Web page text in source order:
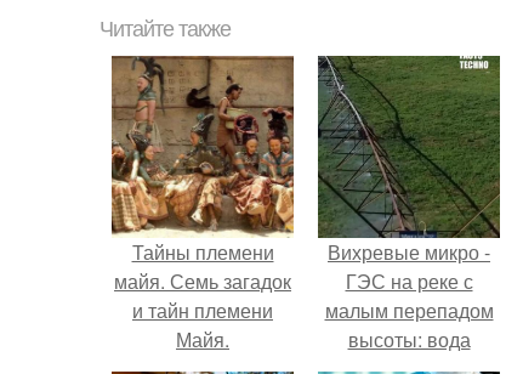
Читайте также
Тайны племени
майя. Семь загадок
и тайн племени
Майя.
Вихревые микро -
ГЭС на реке с
малым перепадом
высоты: вода